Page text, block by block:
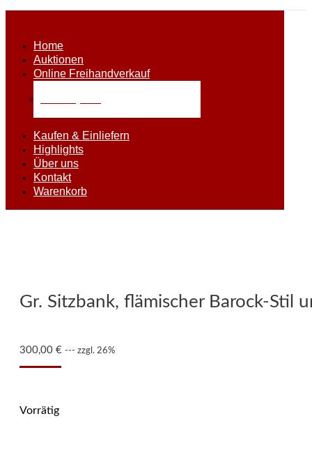
Home
Auktionen
Online Freihandverkauf
Kaufen & Einliefern
Highlights
Über uns
Kontakt
Warenkorb
Gr. Sitzbank, flämischer Barock-Stil
300,00 € --- zzgl. 26%
Vorrätig